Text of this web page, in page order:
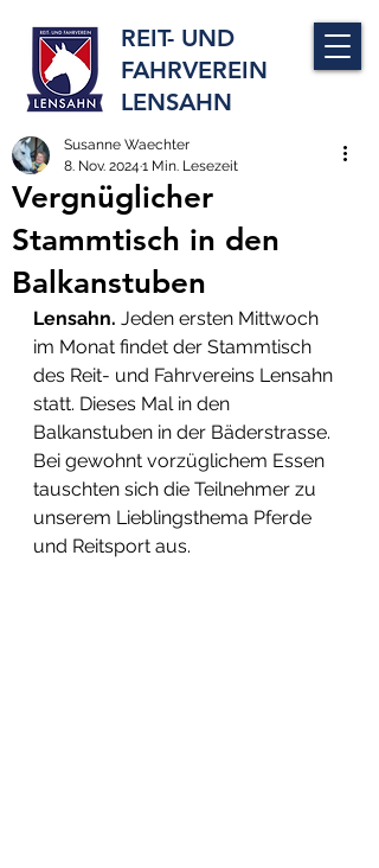
REIT- UND
FAHRVEREIN
LENSAHN
Vergnüglicher
Stammtisch in den
Balkanstuben
Susanne Waechter
8. Nov. 2024 1 Min. Lesezeit
Lensahn. Jeden ersten Mittwoch
im Monat findet der Stammtisch
des Reit- und Fahrvereins Lensahn
statt. Dieses Mal in den
Balkanstuben in der Bäderstrasse.
Bei gewohnt vorzüglichem Essen
tauschten sich die Teilnehmer zu
unserem Lieblingsthema Pferde
und Reitsport aus.